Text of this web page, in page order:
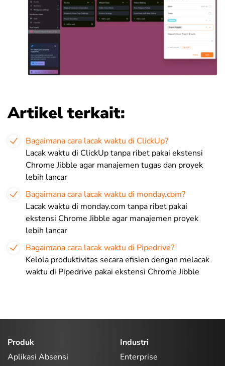
Artikel terkait:
Bagaimana cara lacak waktu di ClickUp?
Lacak waktu di ClickUp tanpa ribet pakai ekstensi
Chrome Jibble agar manajemen tugas dan proyek
lebih lancar
Bagaimana cara lacak waktu di monday.com?
Lacak waktu di monday.com tanpa ribet pakai
ekstensi Chrome Jibble agar manajemen proyek
lebih lancar
Bagaimana cara lacak waktu di Pipedrive?
Kelola produktivitas secara efisien dengan melacak
waktu di Pipedrive pakai ekstensi Chrome Jibble
Produk
Aplikasi Absensi
Industri
Enterprise